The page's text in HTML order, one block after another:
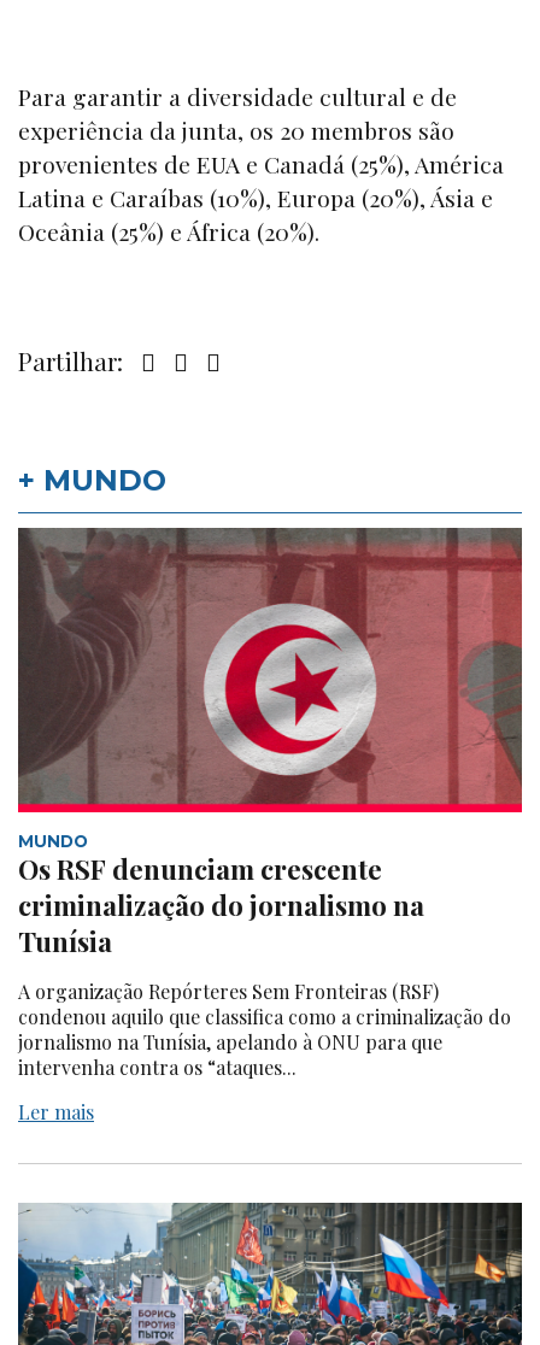
Para garantir a diversidade cultural e de
experiência da junta, os 20 membros são
provenientes de EUA e Canadá (25%), América
Latina e Caraíbas (10%), Europa (20%), Ásia e
Oceânia (25%) e África (20%).
Partilhar:
+ MUNDO
MUNDO
Os RSF denunciam crescente
criminalização do jornalismo na
Tunísia
A organização Repórteres Sem Fronteiras (RSF)
condenou aquilo que classifica como a criminalização do
jornalismo na Tunísia, apelando à ONU para que
intervenha contra os “ataques...
Ler mais